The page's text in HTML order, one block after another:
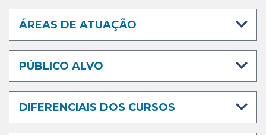
ÁREAS DE ATUAÇÃO
PÚBLICO ALVO
DIFERENCIAIS DOS CURSOS